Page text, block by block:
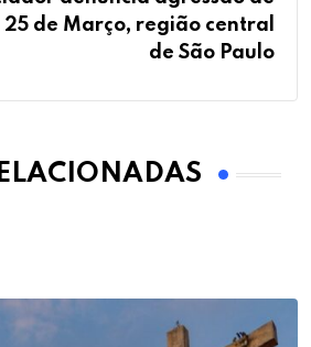
de Março, região central
de São Paulo